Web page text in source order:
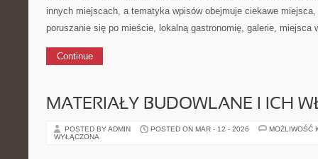
innych miejscach, a tematyka wpisów obejmuje ciekawe
poruszanie się po mieście, lokalną gastronomię, galerie,
Continue
MATERIAŁY BUDOWLANE I ICH
POSTED BY ADMIN POSTED ON MAR - 12 - 2026
MOŻLIWOŚĆ
WYŁĄCZONA